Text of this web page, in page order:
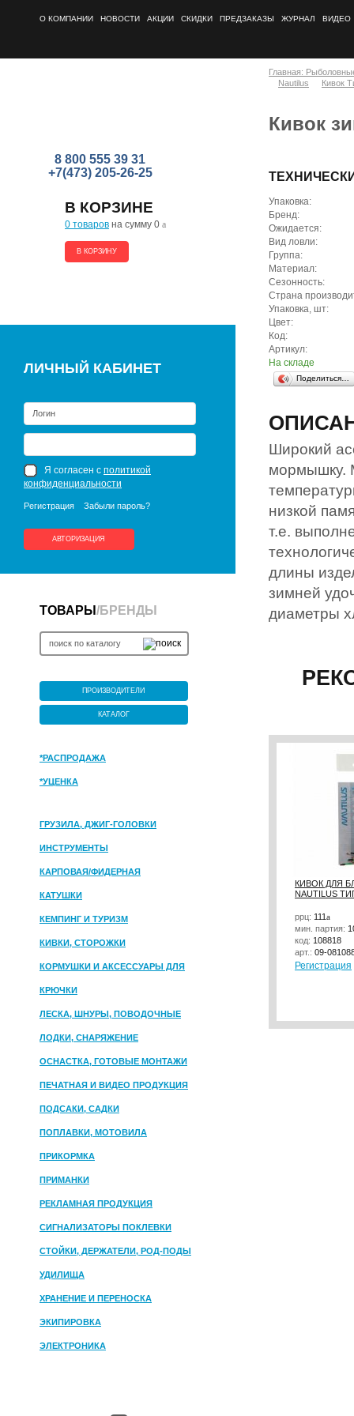
О КОМПАНИИ НОВОСТИ АКЦИИ СКИДКИ ПРЕДЗАКАЗЫ ЖУРНАЛ ВИДЕО
8 800 555 39 31
+7(473) 205-26-25
В КОРЗИНЕ
0 товаров на сумму 0 a
В КОРЗИНУ
ЛИЧНЫЙ КАБИНЕТ
Я согласен с политикой
конфиденциальности
Регистрация Забыли пароль?
АВТОРИЗАЦИЯ
ТОВАРЫ /БРЕНДЫ
ПРОИЗВОДИТЕЛИ
КАТАЛОГ
*РАСПРОДАЖА
*УЦЕНКА
ГРУЗИЛА, ДЖИГ-ГОЛОВКИ
ИНСТРУМЕНТЫ
КАРПОВАЯ/ФИДЕРНАЯ
КАТУШКИ
КЕМПИНГ И ТУРИЗМ
КИВКИ, СТОРОЖКИ
КОРМУШКИ И АКСЕССУАРЫ ДЛЯ
ПРИКОРМКИ
КРЮЧКИ
ЛЕСКА, ШНУРЫ, ПОВОДОЧНЫЕ
МАТЕРИАЛЫ
ЛОДКИ, СНАРЯЖЕНИЕ
ОСНАСТКА, ГОТОВЫЕ МОНТАЖИ
ПЕЧАТНАЯ И ВИДЕО ПРОДУКЦИЯ
ПОДСАКИ, САДКИ
ПОПЛАВКИ, МОТОВИЛА
ПРИКОРМКА
ПРИМАНКИ
РЕКЛАМНАЯ ПРОДУКЦИЯ
СИГНАЛИЗАТОРЫ ПОКЛЕВКИ
СТОЙКИ, ДЕРЖАТЕЛИ, РОД-ПОДЫ
УДИЛИЩА
ХРАНЕНИЕ И ПЕРЕНОСКА
ЭКИПИРОВКА
ЭЛЕКТРОНИКА
Главная:
Nautilus
Кивок
Кивок
Упаковка:
Бренд:
Ожидается:
Вид ловли:
Группа:
Материал:
Сезонность:
Страна
Упаковка, шт:
Цвет:
Код:
Артикул:
На складе
Поделиться…
Широкий
мормышку.
низкой
т.е.
длины
зимней
диаметры
КИВОК ДЛЯ
NAUTILUS
ррц: 111a
мин. партия:
код: 108818
арт.: 09-
Регистрация